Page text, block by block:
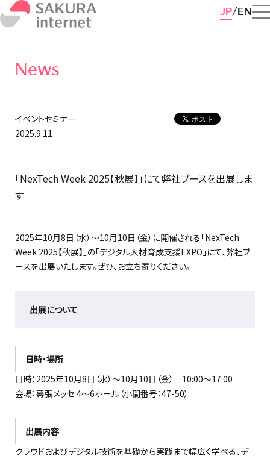
JP EN
News
イベントセミナー
2025.9.11
「NexTech Week 2025【秋展】」にて弊社ブースを出展しま
す
2025年10月8日（水）～10月10日（金）に開催される「NexTech
Week 2025【秋展】」の「デジタル人材育成支援EXPO」にて、弊社ブ
ースを出展いたします。ぜひ、お立ち寄りください。
出展について
日時・場所
日時：2025年10月8日（水）～10月10日（金） 10:00～17:00
会場：幕張メッセ 4～6ホール（小間番号：47-50）
出展内容
クラウドおよびデジタル技術を基礎から実践まで幅広く学べる、デ